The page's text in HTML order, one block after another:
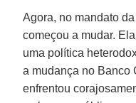
Agora, no mandato da
começou a mudar.
uma política
a mudança no Banco
enfrentou